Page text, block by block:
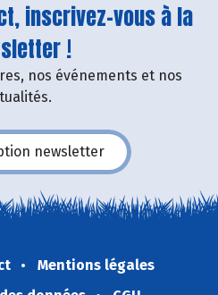
inscrivez-vous à la
!
nos événements et nos
newsletter
Mentions légales